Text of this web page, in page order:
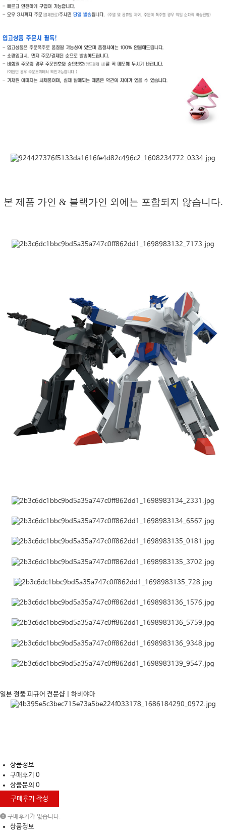
본 제품 가인 & 블랙가인 외에는 포함되지 않습니다.
일본 정품 피규어 전문샵 | 하비야마
상품정보
구매후기 0
상품문의 0
구매후기 작성
구매후기가 없습니다.
상품정보